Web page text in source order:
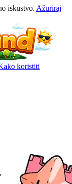
iskustvo. Ažuriraj
koristiti